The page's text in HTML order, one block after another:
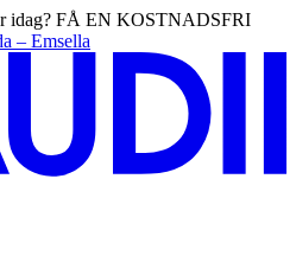
idag? FÅ EN KOSTNADSFRI
– Emsella